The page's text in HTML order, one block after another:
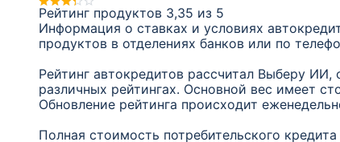
Рейтинг продуктов 3,35 из 5
Информация о ставках и условиях
продуктов в отделениях банков или по
Рейтинг автокредитов рассчитал Выберу
различных рейтингах. Основной вес имеет
Обновление рейтинга происходит
Полная стоимость потребительского